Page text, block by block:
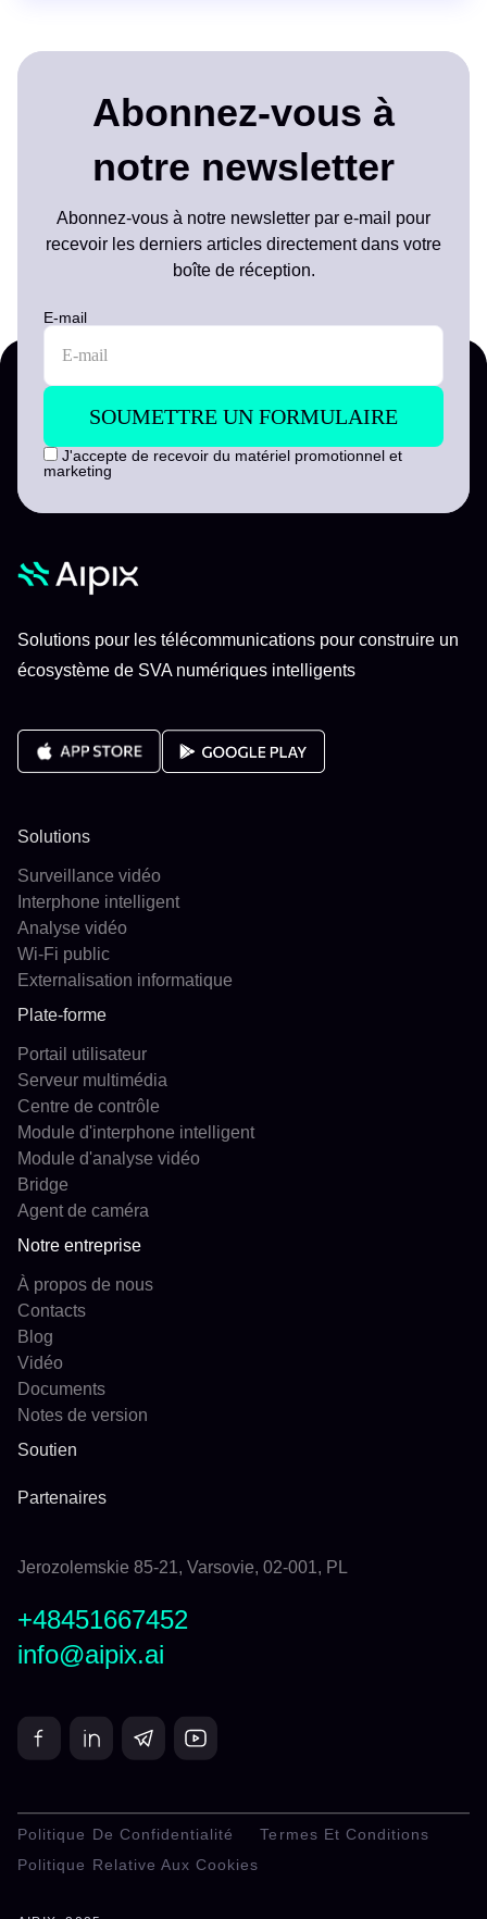
Abonnez-vous à
notre newsletter
Abonnez-vous à notre newsletter par e-mail pour
recevoir les derniers articles directement dans votre
boîte de réception.
E-mail
J'accepte de recevoir du matériel promotionnel et
marketing
Solutions pour les télécommunications pour construire un
écosystème de SVA numériques intelligents
Solutions
Surveillance vidéo
Interphone intelligent
Analyse vidéo
Wi-Fi public
Externalisation informatique
Plate-forme
Portail utilisateur
Serveur multimédia
Centre de contrôle
Module d'interphone intelligent
Module d'analyse vidéo
Bridge
Agent de caméra
Notre entreprise
À propos de nous
Contacts
Blog
Vidéo
Documents
Notes de version
Soutien
Partenaires
Jerozolemskie 85-21, Varsovie, 02-001, PL
+48451667452
info@aipix.ai
Politique De Confidentialité
Termes Et Conditions
Politique Relative Aux Cookies